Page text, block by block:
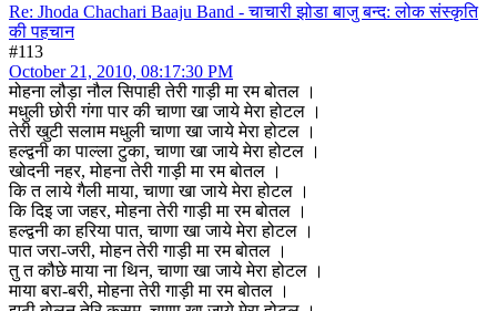
Re: Jhoda Chachari Baaju Band - चाचारी झोडा बाजु बन्द: लोक संस्कृति
की पहचान
#113
October 21, 2010, 08:17:30 PM
मोहना लौड़ा नौल सिपाही तेरी गाड़ी मा रम बोतल ।
मधुली छोरी गंगा पार की चाणा खा जाये मेरा होटल ।
तेरी खुटी सलाम मधुली चाणा खा जाये मेरा होटल ।
हल्द्वनी का पाल्ला टुका, चाणा खा जाये मेरा होटल ।
खोदनी नहर, मोहना तेरी गाड़ी मा रम बोतल ।
कि त लाये गैली माया, चाणा खा जाये मेरा होटल ।
कि दिइ जा जहर, मोहना तेरी गाड़ी मा रम बोतल ।
हल्द्वनी का हरिया पात, चाणा खा जाये मेरा होटल ।
पात जरा-जरी, मोहन तेरी गाड़ी मा रम बोतल ।
तु त कौछे माया ना थिन, चाणा खा जाये मेरा होटल ।
माया बरा-बरी, मोहना तेरी गाड़ी मा रम बोतल ।